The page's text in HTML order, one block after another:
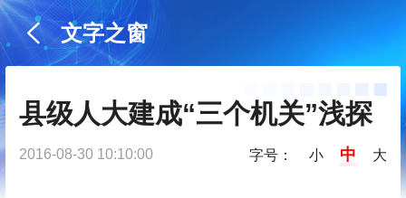
文字之窗
县级人大建成“三个机关”浅探
2016-08-30 10:10:00 字号： 小 中 大